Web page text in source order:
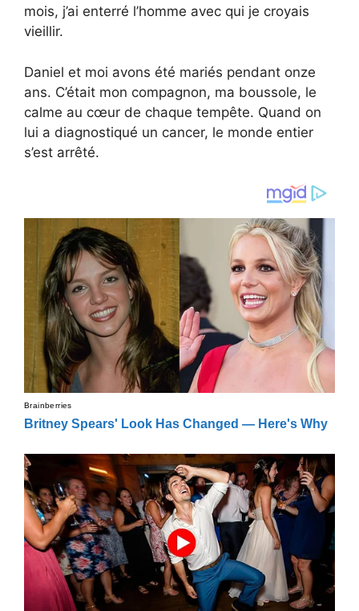
mois, j’ai enterré l’homme avec qui je croyais
vieillir.
Daniel et moi avons été mariés pendant onze
ans. C’était mon compagnon, ma boussole, le
calme au cœur de chaque tempête. Quand on
lui a diagnostiqué un cancer, le monde entier
s’est arrêté.